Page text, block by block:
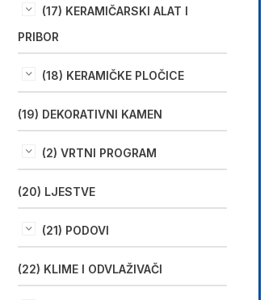
(17) KERAMIČARSKI ALAT I
PRIBOR
(18) KERAMIČKE PLOČICE
(19) DEKORATIVNI KAMEN
(2) VRTNI PROGRAM
(20) LJESTVE
(21) PODOVI
(22) KLIME I ODVLAŽIVAČI